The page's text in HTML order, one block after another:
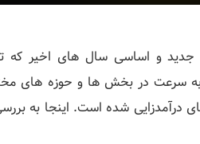
جدید و اساسی سال های اخیر
سرعت در بخش ها و حوزه های
درآمدزایی شده است. اینجا به